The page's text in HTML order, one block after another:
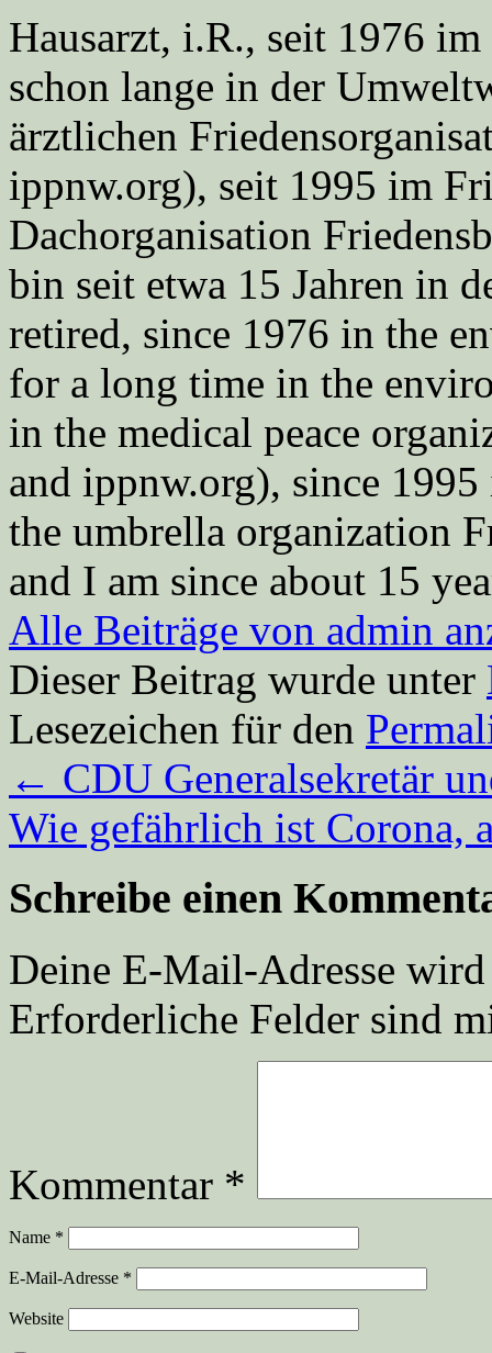
Hausarzt, i.R., seit 1976
schon lange in der
ärztlichen
ippnw.org), seit 1995 im
Dachorganisation
bin seit etwa 15 Jahren in
retired, since 1976 in the
for a long time in the
in the medical peace
and ippnw.org), since
the umbrella organization
and I am since about 15
Alle Beiträge von admin
Dieser Beitrag wurde unter
Lesezeichen für den
← CDU Generalsekretär
Wie gefährlich ist Corona,
Schreibe einen
Deine E-Mail-Adresse
Erforderliche Felder sind
Kommentar *
Name *
E-Mail-Adresse *
Website